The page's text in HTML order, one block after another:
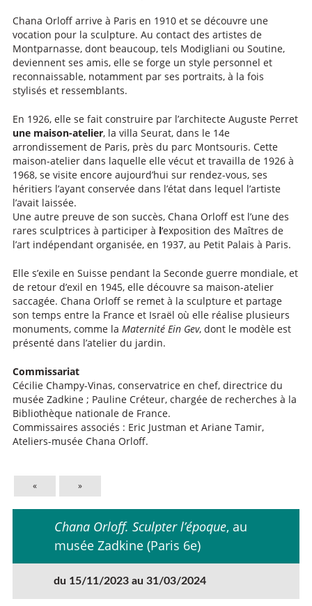
Chana Orloff arrive à Paris en 1910 et se découvre une
vocation pour la sculpture. Au contact des artistes de
Montparnasse, dont beaucoup, tels Modigliani ou Soutine,
deviennent ses amis, elle se forge un style personnel et
reconnaissable, notamment par ses portraits, à la fois
stylisés et ressemblants.
En 1926, elle se fait construire par l’architecte Auguste Perret
une maison-atelier, la villa Seurat, dans le 14e
arrondissement de Paris, près du parc Montsouris. Cette
maison-atelier dans laquelle elle vécut et travailla de 1926 à
1968, se visite encore aujourd’hui sur rendez-vous, ses
héritiers l’ayant conservée dans l’état dans lequel l’artiste
l’avait laissée.
Une autre preuve de son succès, Chana Orloff est l’une des
rares sculptrices à participer à l‘exposition des Maîtres de
l’art indépendant organisée, en 1937, au Petit Palais à Paris.
Elle s’exile en Suisse pendant la Seconde guerre mondiale, et
de retour d’exil en 1945, elle découvre sa maison-atelier
saccagée. Chana Orloff se remet à la sculpture et partage
son temps entre la France et Israël où elle réalise plusieurs
monuments, comme la Maternité Ein Gev, dont le modèle est
présenté dans l’atelier du jardin.
Commissariat
Cécilie Champy-Vinas, conservatrice en chef, directrice du
musée Zadkine ; Pauline Créteur, chargée de recherches à la
Bibliothèque nationale de France.
Commissaires associés : Eric Justman et Ariane Tamir,
Ateliers-musée Chana Orloff.
« »
Chana Orloff. Sculpter l’époque, au
musée Zadkine (Paris 6e)
du 15/11/2023 au 31/03/2024